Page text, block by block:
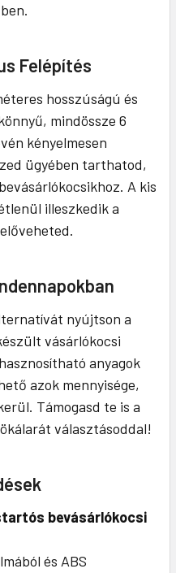
Felépítés
hosszúságú és
mindössze 6
kényelmesen
ügyében tarthatod,
A kis
illeszkedik a
nyújtson a
vásárlókocsi
anyagok
azok mennyisége,
Támogasd te is a
választásoddal!
bevásárlókocsi
és ABS